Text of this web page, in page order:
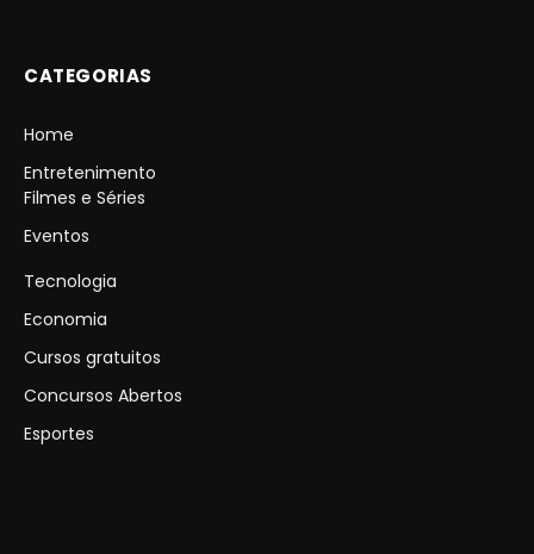
CATEGORIAS
Home
Entretenimento
Filmes e Séries
Eventos
Tecnologia
Economia
Cursos gratuitos
Concursos Abertos
Esportes